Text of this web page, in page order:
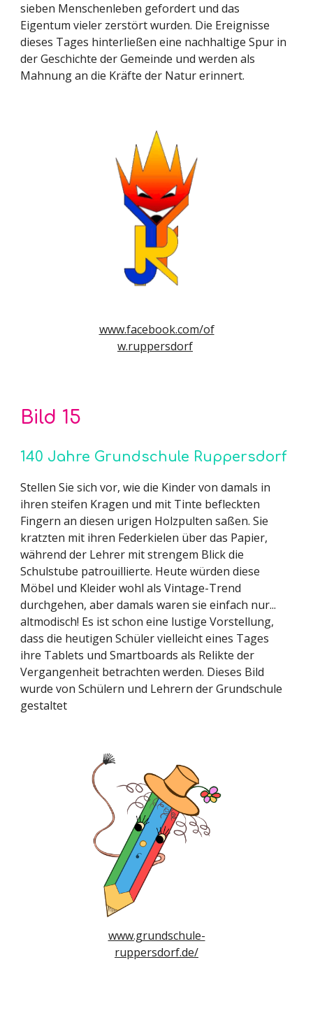
sieben Menschenleben gefordert und das
Eigentum vieler zerstört wurden. Die Ereignisse
dieses Tages hinterließen eine nachhaltige Spur in
der Geschichte der Gemeinde und werden als
Mahnung an die Kräfte der Natur erinnert.
www.facebook.com/of
w.ruppersdorf
Bild 15
140 Jahre Grundschule Ruppersdorf
Stellen Sie sich vor, wie die Kinder von damals in
ihren steifen Kragen und mit Tinte befleckten
Fingern an diesen urigen Holzpulten saßen. Sie
kratzten mit ihren Federkielen über das Papier,
während der Lehrer mit strengem Blick die
Schulstube patrouillierte. Heute würden diese
Möbel und Kleider wohl als Vintage-Trend
durchgehen, aber damals waren sie einfach nur...
altmodisch! Es ist schon eine lustige Vorstellung,
dass die heutigen Schüler vielleicht eines Tages
ihre Tablets und Smartboards als Relikte der
Vergangenheit betrachten werden. Dieses Bild
wurde von Schülern und Lehrern der Grundschule
gestaltet
www.grundschule-
ruppersdorf.de/